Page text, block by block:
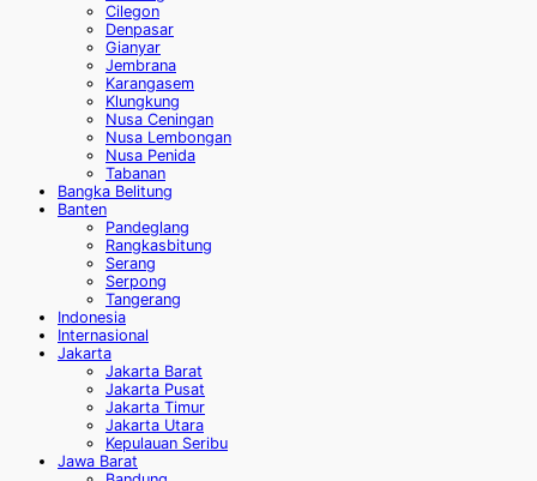
Cilegon
Denpasar
Gianyar
Jembrana
Karangasem
Klungkung
Nusa Ceningan
Nusa Lembongan
Nusa Penida
Tabanan
Bangka Belitung
Banten
Pandeglang
Rangkasbitung
Serang
Serpong
Tangerang
Indonesia
Internasional
Jakarta
Jakarta Barat
Jakarta Pusat
Jakarta Timur
Jakarta Utara
Kepulauan Seribu
Jawa Barat